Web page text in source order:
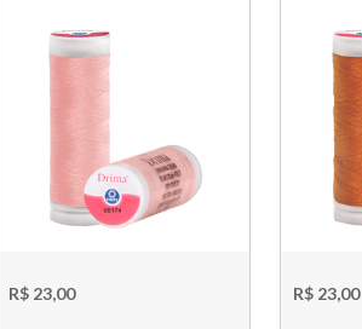
R$ 23,00 R$ 23,00